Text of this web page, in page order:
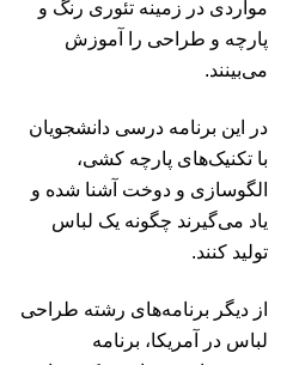
مواردی در زمینه تئوری رنگ و
پارچه و طراحی را آموزش
می‌بینند.
در این برنامه درسی دانشجویان
با تکنیک‌های پارچه کشی،
الگوسازی و دوخت آشنا شده و
یاد می‌گیرند چگونه یک لباس
تولید کنند.
از دیگر برنامه‌های رشته طراحی
لباس در آمریکا، برنامه